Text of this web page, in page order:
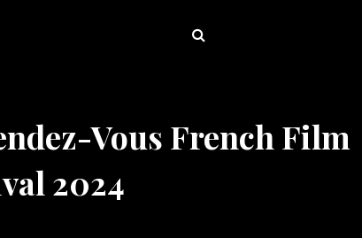
SEARCH
Vous French Film
2024